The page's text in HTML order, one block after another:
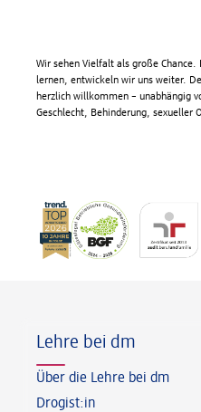
Wir sehen Vielfalt als große
lernen, entwickeln wir uns weiter.
herzlich willkommen – unabhängig
Geschlecht, Behinderung, sexueller
Lehre bei dm
Über die Lehre bei dm
Drogist:in